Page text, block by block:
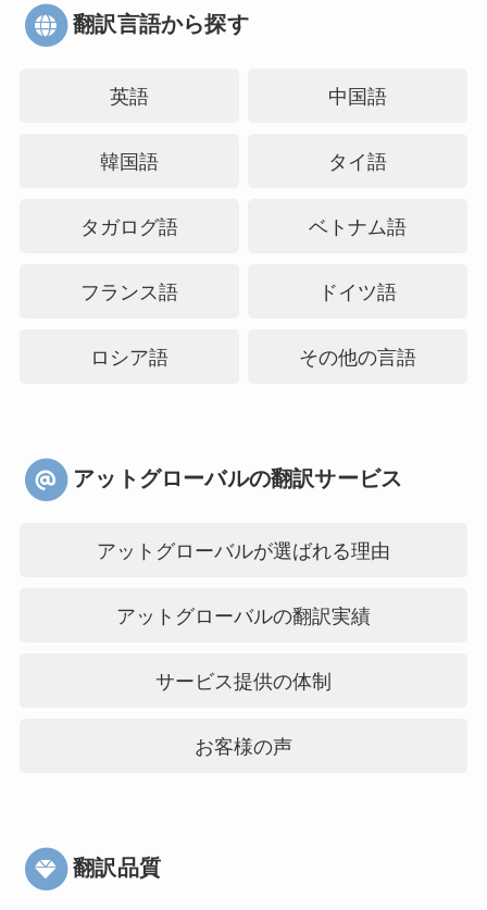
翻訳言語から探す
英語 中国語
韓国語 タイ語
タガログ語 ベトナム語
フランス語 ドイツ語
ロシア語 その他の言語
アットグローバルの翻訳サービス
アットグローバルが選ばれる理由
アットグローバルの翻訳実績
サービス提供の体制
お客様の声
翻訳品質